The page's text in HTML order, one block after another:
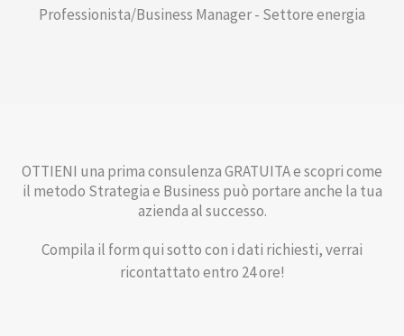
Professionista/Business Manager - Settore energia
OTTIENI una prima consulenza GRATUITA e scopri come
il metodo Strategia e Business può portare anche la tua
azienda al successo.
Compila il form qui sotto con i dati richiesti, verrai
ricontattato entro 24 ore!